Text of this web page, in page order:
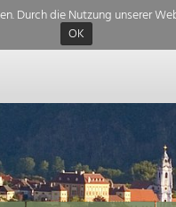
die Nutzung unserer
OK